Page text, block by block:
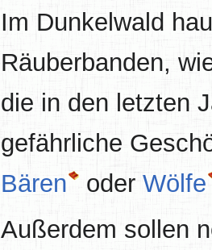
Im Dunkelwald
Räuberbanden,
die in den letzten
gefährliche
Bären
oder Wölfe
Außerdem sollen